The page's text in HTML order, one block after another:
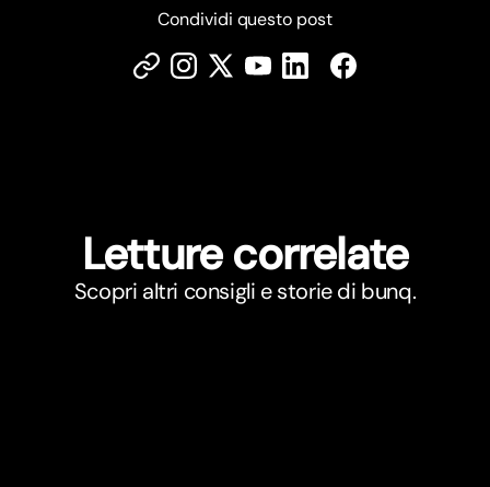
Condividi questo post
Letture correlate
Scopri altri consigli e storie di bunq.